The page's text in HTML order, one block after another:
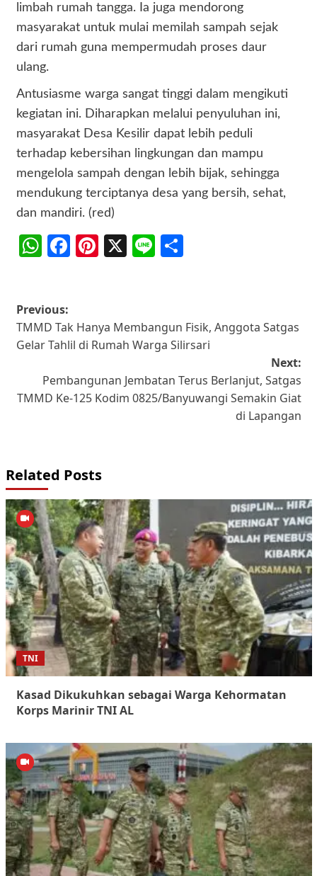
limbah rumah tangga. Ia juga mendorong
masyarakat untuk mulai memilah sampah sejak
dari rumah guna mempermudah proses daur
ulang.
Antusiasme warga sangat tinggi dalam mengikuti
kegiatan ini. Diharapkan melalui penyuluhan ini,
masyarakat Desa Kesilir dapat lebih peduli
terhadap kebersihan lingkungan dan mampu
mengelola sampah dengan lebih bijak, sehingga
mendukung terciptanya desa yang bersih, sehat,
dan mandiri. (red)
WhatsApp
Facebook
Pinterest
X Line
Post
navigation
Previous:
TMMD Tak Hanya Membangun Fisik, Anggota Satgas
Gelar Tahlil di Rumah Warga Silirsari
Next:
Pembangunan Jembatan Terus Berlanjut, Satgas
TMMD Ke-125 Kodim 0825/Banyuwangi Semakin Giat
di Lapangan
Related Posts
TNI
Kasad Dikukuhkan sebagai Warga Kehormatan
Korps Marinir TNI AL